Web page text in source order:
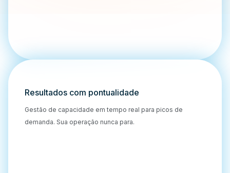
Resultados com pontualidade
Gestão de capacidade em tempo real para picos de
demanda. Sua operação nunca para.